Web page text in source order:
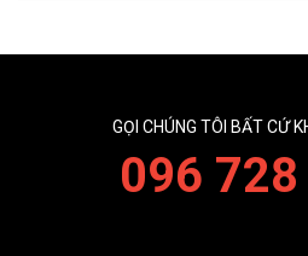
GỌI CHÚNG TÔI BẤT CỨ
096